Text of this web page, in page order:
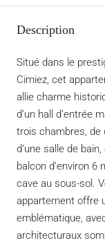
Description
Situé dans le
Cimiez, cet
allie charme
d’un hall d’entrée
trois chambres, de
d’une salle de
balcon d’environ 6
cave au sous-sol.
appartement offre
emblématique,
architecturaux